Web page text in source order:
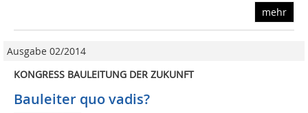
mehr
Ausgabe 02/2014
KONGRESS BAULEITUNG DER ZUKUNFT
Bauleiter quo vadis?